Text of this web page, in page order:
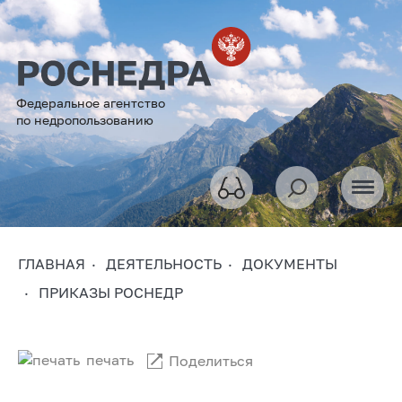
Федеральное агентство
по недропользованию
ГЛАВНАЯ ДЕЯТЕЛЬНОСТЬ
ДОКУМЕНТЫ
ПРИКАЗЫ РОСНЕДР
печать Поделиться